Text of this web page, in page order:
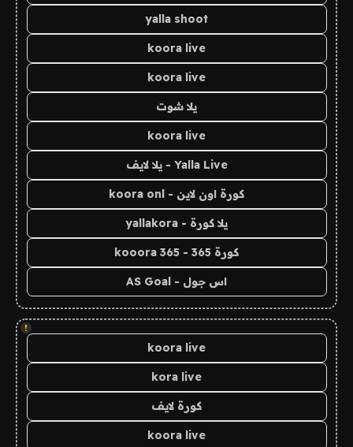
yalla shoot
koora live
koora live
يلا شوت
koora live
Yalla Live - يلا لايف
كورة اون لاين - koora onl
يلا كورة - yallakora
كورة 365 - kooora 365
اس جول - AS Goal
!
koora live
kora live
كورة لايف
koora live